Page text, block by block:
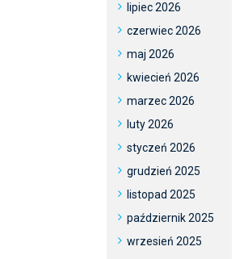
lipiec 2026
czerwiec 2026
maj 2026
kwiecień 2026
marzec 2026
luty 2026
styczeń 2026
grudzień 2025
listopad 2025
październik 2025
wrzesień 2025